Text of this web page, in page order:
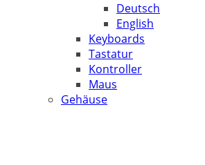
Deutsch
English
Keyboards
Tastatur
Kontroller
Maus
Gehäuse